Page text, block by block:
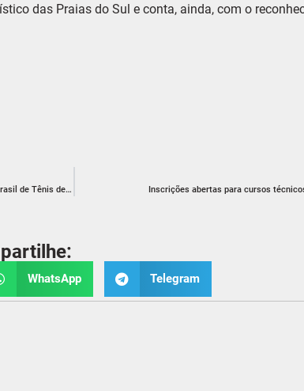
das Praias do Sul e conta, ainda, com o
Mampituba/FME Criciúma disputa Aberto Paralímpico do Brasil de Tênis de Mesa Inscrições abertas para cursos
WhatsApp Telegram